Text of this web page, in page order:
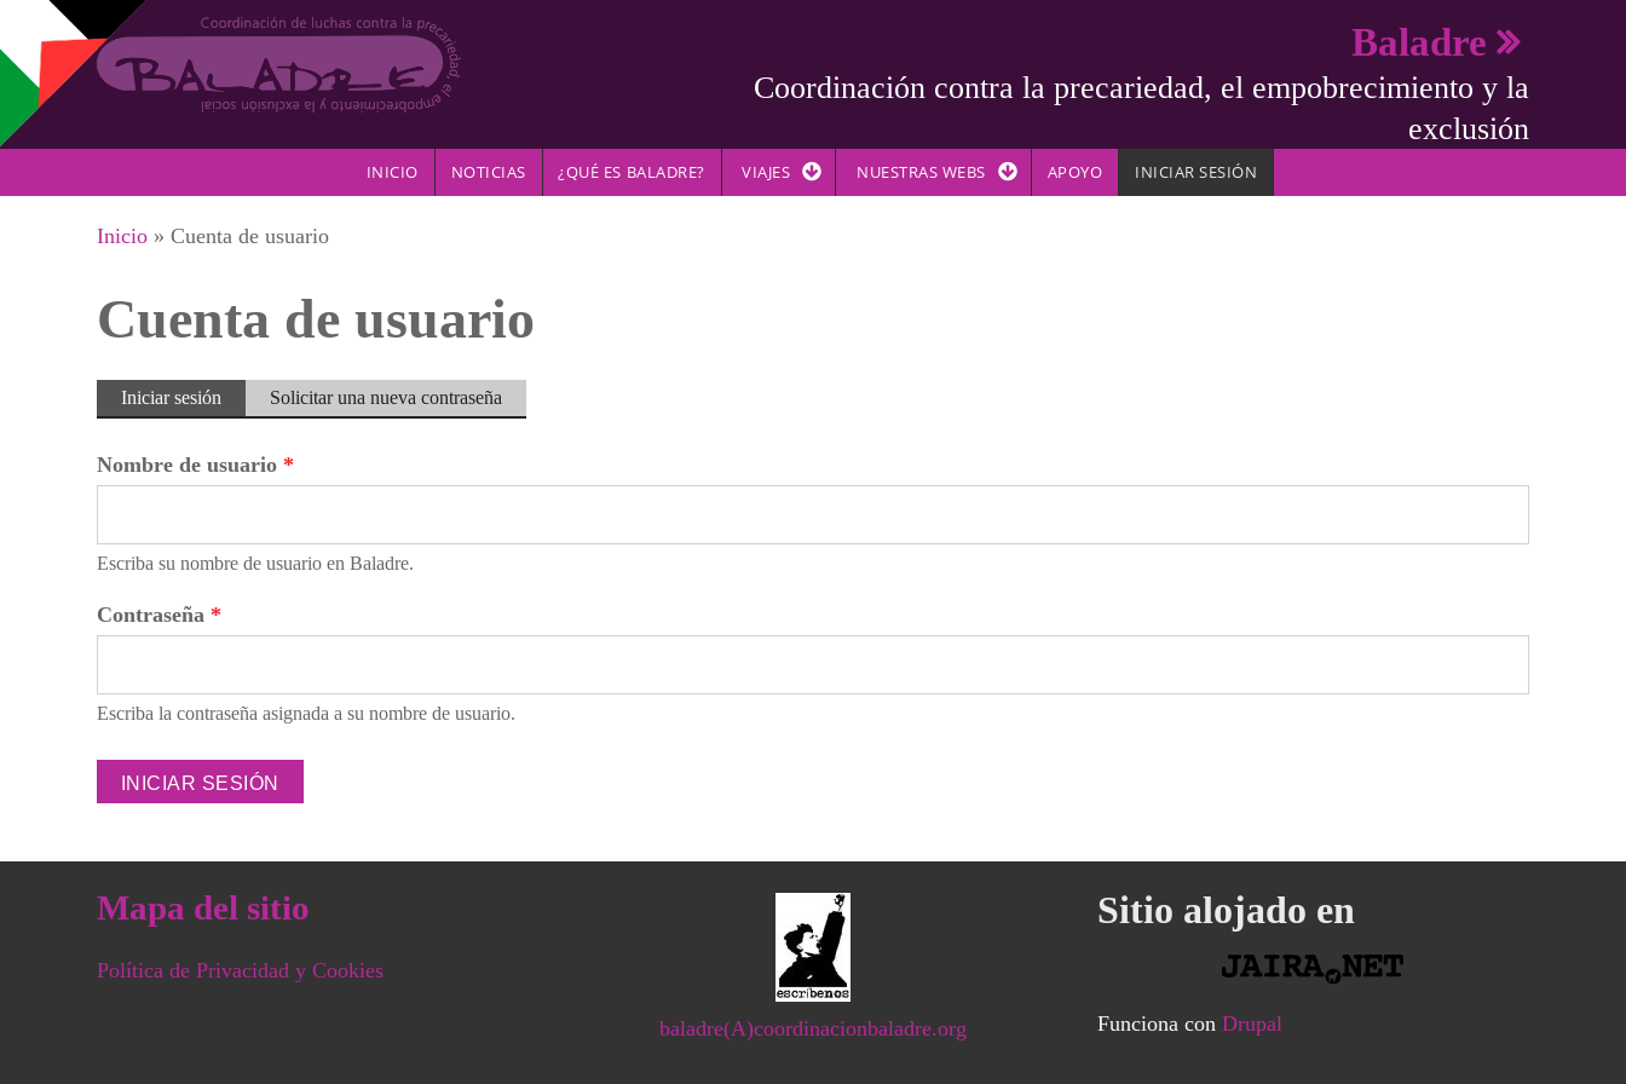
Pasar al contenido principal
Baladre
Coordinación contra la precariedad, el empobrecimiento y la
exclusión
INICIO NOTICIAS ¿QUÉ ES BALADRE? VIAJES NUESTRAS WEBS APOYO INICIAR SESIÓN
Se encuentra usted aquí
Inicio » Cuenta de usuario
Cuenta de usuario
Solapas principales
Iniciar sesión (solapaSolicitar una nueva contraseña
Nombre de usuario *
Escriba su nombre de usuario en Baladre.
Contraseña *
Escriba la contraseña asignada a su nombre de usuario.
Mapa del sitio
Política de Privacidad y Cookies
baladre(A)coordinacionbaladre.org
Sitio alojado en
Funciona con Drupal